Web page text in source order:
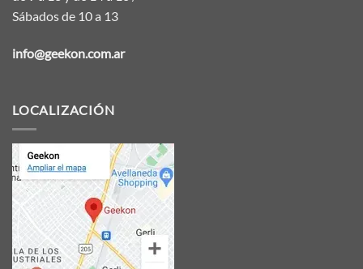
Sábados de 10 a 13
info@geekon.com.ar
LOCALIZACIÓN